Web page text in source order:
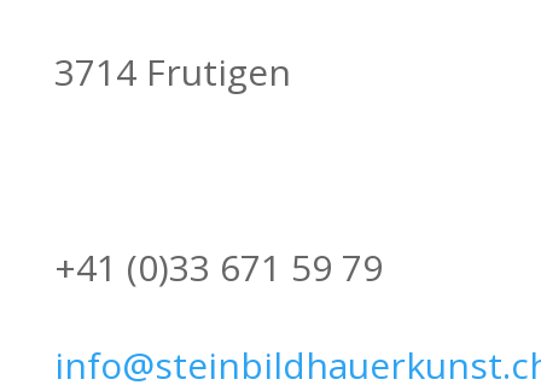
3714 Frutigen
+41 (0)33 671 59 79